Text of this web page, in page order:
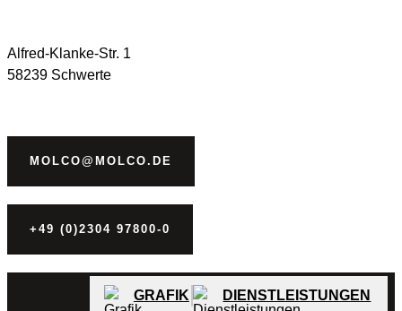
GRAFIK DIENSTLEISTUNGEN
Alfred-Klanke-Str. 1
58239 Schwerte
MOLCO@MOLCO.DE
+49 (0)2304 97800-0
DAS UNTERNEHMEN